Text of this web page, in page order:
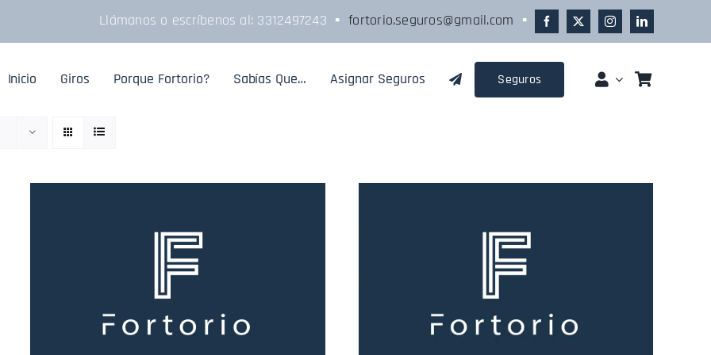
Llámanos o escríbenos al: 3312497243 ▪fortorio.seguros@gmail.com ▪
Inicio Giros Porque Fortorio? Sabías Que… Asignar Seguros Seguros